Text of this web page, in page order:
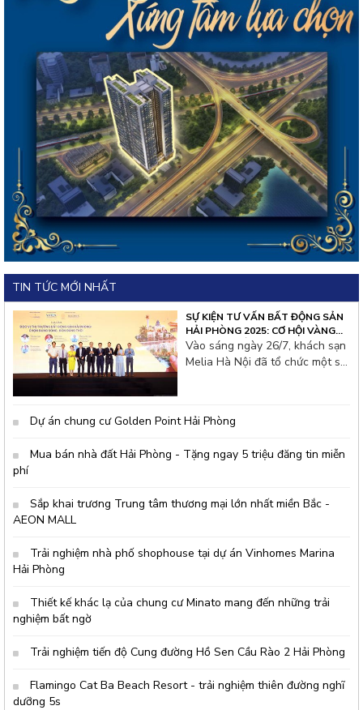
TIN TỨC MỚI NHẤT
SỰ KIỆN TƯ VẤN BẤT ĐỘNG SẢN
HẢI PHÒNG 2025: CƠ HỘI VÀNG
CHO NHÀ ĐẦU TƯ THỦ ĐÔ
Vào sáng ngày 26/7, khách sạn
Melia Hà Nội đã tổ chức một sự
Không khí hội thảo tại đây rất
Dự án chung cư Golden Point Hải Phòng
Mua bán nhà đất Hải Phòng - Tặng ngay 5 triệu đăng tin miễn
phí
Sắp khai trương Trung tâm thương mại lớn nhất miền Bắc -
AEON MALL
Trải nghiệm nhà phố shophouse tại dự án Vinhomes Marina
Hải Phòng
Thiết kế khác lạ của chung cư Minato mang đến những trải
nghiệm bất ngờ
Trải nghiệm tiến độ Cung đường Hồ Sen Cầu Rào 2 Hải Phòng
Flamingo Cat Ba Beach Resort - trải nghiệm thiên đường nghĩ
dưỡng 5s